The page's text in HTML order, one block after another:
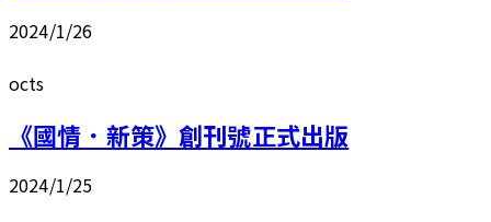
2024/1/26
octs
《國情．新策》創刊號正式出版
2024/1/25